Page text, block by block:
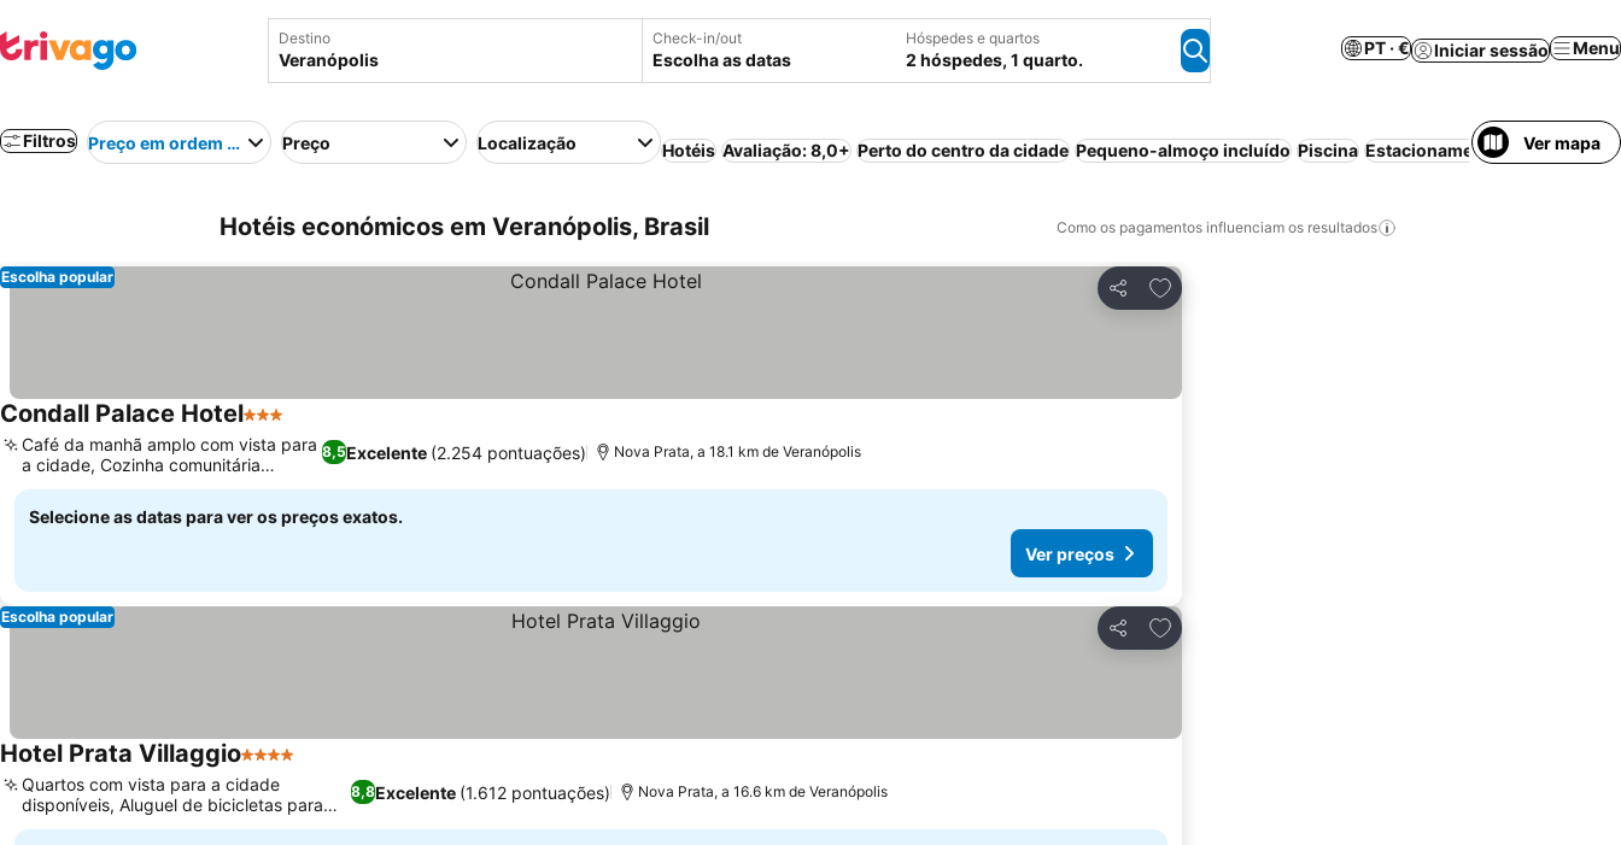
Destino Check-in/out
Escolha as datas
Hóspedes e quartos
2 hóspedes, 1 quarto.
PT · € Iniciar sessão Menu
Filtros Preço em ordem crescentePreço Localização Hotéis Avaliação: 8,0+ Perto do centro da cidade Pequeno-almoço incluído Piscina Estacionamento Ver mapa
Hotéis económicos em Veranópolis, Brasil Como os pagamentos influenciam os resultados
Partilhar
Adicionar aos favoritos
Escolha popular
Condall Palace Hotel3 Estrelas
8,5Excelente (2.254 pontuações)
Café da manhã amplo com vista para
a cidade, Cozinha comunitária
dedicada
Nova Prata, a 18.1 km de Veranópolis
Selecione as datas para ver os preços exatos.
Ver preços
Partilhar
Adicionar aos favoritos
Escolha popular
Hotel Prata Villaggio4 Estrelas
8,8Excelente (1.612 pontuações)
Quartos com vista para a cidade
disponíveis, Aluguel de bicicletas para
explorar a região
Nova Prata, a 16.6 km de Veranópolis